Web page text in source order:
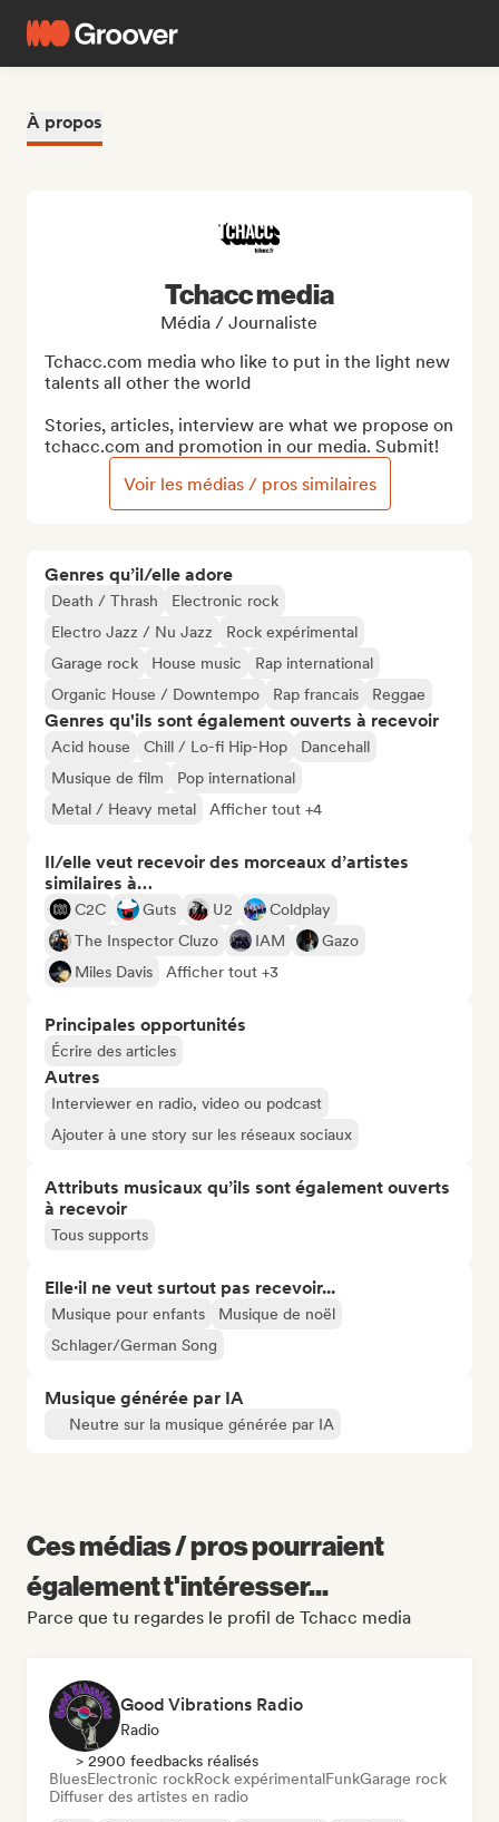
À propos
Genres qu’il/elle adore
Death / Thrash
Electronic rock
Electro Jazz / Nu Jazz
Rock expérimental
Garage rock
House music
Rap international
Organic House / Downtempo
Rap francais Reggae
Genres qu'ils sont également ouverts à recevoir
Acid house Chill / Lo-fi Hip-Hop
Dancehall
Musique de film
Pop international
Metal / Heavy metal
Afficher tout +4
Il/elle veut recevoir des morceaux d’artistes
similaires à…
C2C Guts U2
Coldplay
The Inspector Cluzo
IAM
Gazo
Miles Davis
Afficher tout +3
Principales opportunités
Écrire des articles
Autres
Interviewer en radio, video ou podcast
Ajouter à une story sur les réseaux sociaux
Attributs musicaux qu’ils sont également ouverts
à recevoir
Tous supports
Elle·il ne veut surtout pas recevoir...
Musique pour enfants
Musique de noël
Schlager/German Song
Musique générée par IA
Neutre sur la musique générée par IA
Tchacc media
Média / Journaliste
Tchacc.com media who like to put in the light new
talents all other the world
Stories, articles, interview are what we propose on
tchacc.com and promotion in our media. Submit!
Voir les médias / pros similaires
Ces médias / pros pourraient
également t'intéresser...
Parce que tu regardes le profil de Tchacc media
Good Vibrations Radio
Radio
> 2900 feedbacks réalisés
BluesElectronic rockRock expérimentalFunkGarage rock
Diffuser des artistes en radio